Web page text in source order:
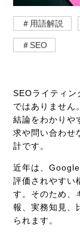
＃用語解説
＃SEO
SEOライティン
ではありません
結論をわかりや
求や問い合わせ
計です。
近年は、
評価されやすい
す。そのため、
報、実務知見、
られます。